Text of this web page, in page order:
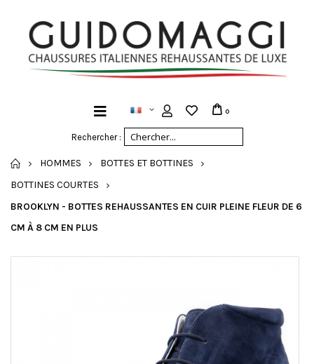
Rechercher :
0
ACCUEIL
HOMMES
BOTTES ET BOTTINES
BOTTINES COURTES
BROOKLYN - BOTTES REHAUSSANTES EN CUIR PLEINE FLEUR DE 6
CM À 8 CM EN PLUS